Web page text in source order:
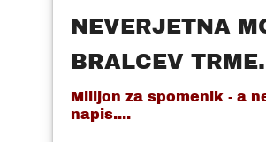
NEVERJETNA
BRALCEV
Milijon za spomenik - a
napis....